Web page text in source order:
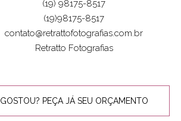
(19) 98175-8517
(19)98175-8517
contato@retrattofotografias.com.br
Retratto Fotografias
GOSTOU? PEÇA JÁ SEU ORÇAMENTO